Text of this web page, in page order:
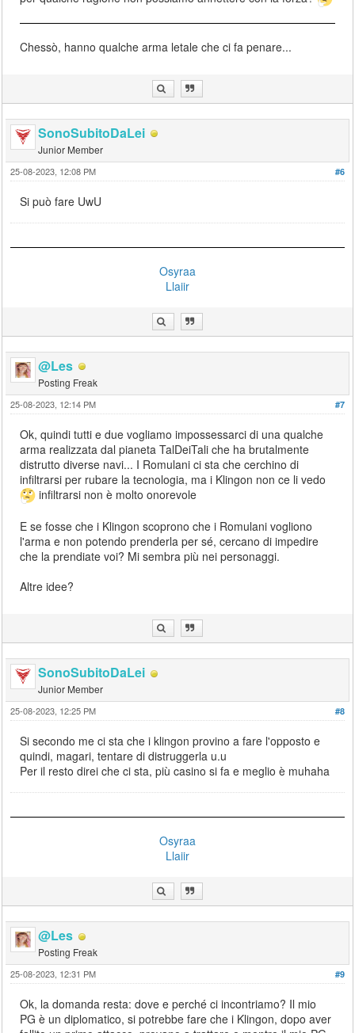
Chessò, hanno qualche arma letale che ci fa penare...
SonoSubitoDaLei
Junior Member
#6
25-08-2023, 12:08 PM
Si può fare UwU
Osyraa
Llaiir
@Les
Posting Freak
#7
25-08-2023, 12:14 PM
Ok, quindi tutti e due vogliamo impossessarci di una qualche
arma realizzata dal pianeta TalDeiTali che ha brutalmente
distrutto diverse navi... I Romulani ci sta che cerchino di
infiltrarsi per rubare la tecnologia, ma i Klingon non ce li vedo
infiltrarsi non è molto onorevole
E se fosse che i Klingon scoprono che i Romulani vogliono
l'arma e non potendo prenderla per sé, cercano di impedire
che la prendiate voi? Mi sembra più nei personaggi.
Altre idee?
SonoSubitoDaLei
Junior Member
#8
25-08-2023, 12:25 PM
Si secondo me ci sta che i klingon provino a fare l'opposto e
quindi, magari, tentare di distruggerla u.u
Per il resto direi che ci sta, più casino si fa e meglio è muhaha
Osyraa
Llaiir
@Les
Posting Freak
#9
25-08-2023, 12:31 PM
Ok, la domanda resta: dove e perché ci incontriamo? Il mio
PG è un diplomatico, si potrebbe fare che i Klingon, dopo aver